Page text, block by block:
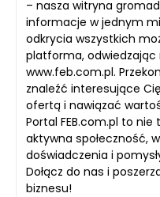
– nasza witryna
informacje w jednym
odkrycia wszystkich
platforma,
www.feb.com.pl.
znaleźć interesujące
ofertą i nawiązać
Portal FEB.com.pl to
aktywna społeczność,
doświadczenia i
Dołącz do nas i
biznesu!